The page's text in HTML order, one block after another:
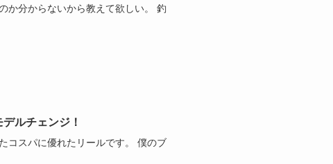
か分からないから教えて欲しい。 釣
ルチェンジ！
コスパに優れたリールです。 僕のブ